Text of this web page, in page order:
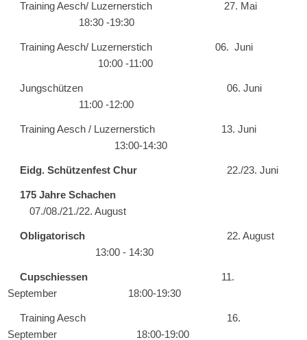
Training Aesch/ Luzernerstich 27. Mai
18:30 -19:30
Training Aesch/ Luzernerstich
06. Juni
10:00 -11:00
Jungschützen
06. Juni
11:00 -12:00
Training Aesch / Luzernerstich
13. Juni
13:00-14:30
Eidg. Schützenfest Chur 22./23. Juni
175 Jahre Schachen
07./08./21./22. August
Obligatorisch
22. August
13:00 - 14:30
Cupschiessen
11.
September 18:00-19:30
Training Aesch
16.
September
18:00-19:00